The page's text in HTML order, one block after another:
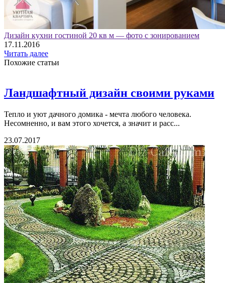
Дизайн кухни гостиной 20 кв м — фото с зонированием
17.11.2016
Читать далее
Похожие статьи
Ландшафтный дизайн своими руками
Тепло и уют дачного домика - мечта любого человека.
Несомненно, и вам этого хочется, а значит и расс...
23.07.2017